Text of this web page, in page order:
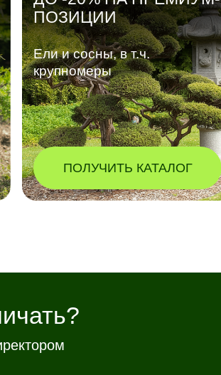
ПОЛУЧИТЬ КАТАЛОГ
ПОЗИЦИИ
Ели и сосны, в т.ч.
крупномеры